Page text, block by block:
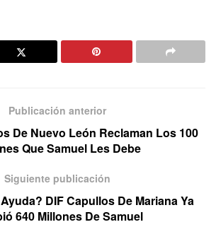
Publicación anterior
De Nuevo León Reclaman Los 100
Que Samuel Les Debe
Siguiente publicación
DIF Capullos De Mariana Ya
640 Millones De Samuel